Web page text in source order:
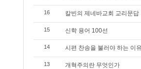
16 칼빈의 제네바교회 교리문답
15 신학 용어 100선
14 시편 찬송을 불러야 하는 이
13 개혁주의란 무엇인가